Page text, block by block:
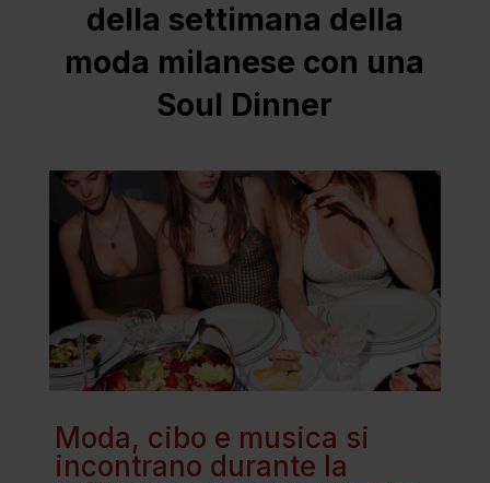
della settimana della
moda milanese con una
Soul Dinner
Moda, cibo e musica si
incontrano durante la